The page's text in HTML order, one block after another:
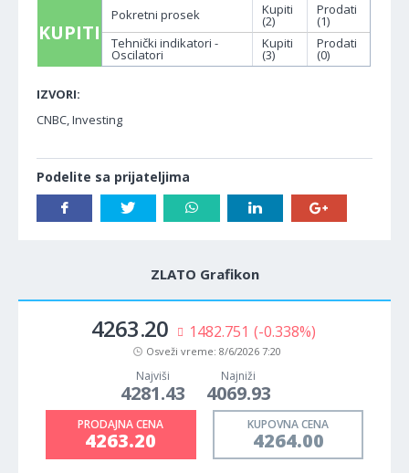
KUPITI
Pokretni prosek Kupiti
(2)
Prodati
(1)
Tehnički indikatori -
Oscilatori
Kupiti
(3)
Prodati
(0)
IZVORI:
CNBC, Investing
Podelite sa prijateljima
ZLATO Grafikon
4263.20 1482.751 (-0.338%)
Osveži vreme: 8/6/2026 7:20
Najviši
4281.43
Najniži
4069.93
PRODAJNA CENA
4263.20
KUPOVNA CENA
4264.00